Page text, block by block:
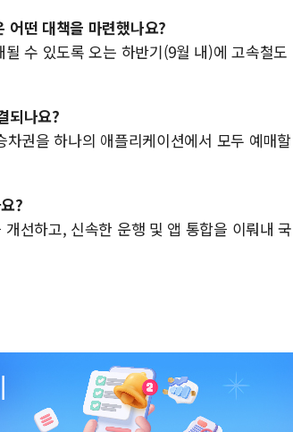
어떤 대책을 마련했나요?
수 있도록 오는 하반기(9월 내)에 고속철도
되나요?
권을 하나의 애플리케이션에서 모두 예매할
?
선하고, 신속한 운행 및 앱 통합을 이뤄내 국